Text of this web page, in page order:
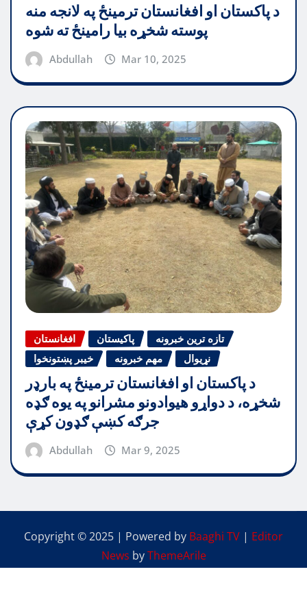
د پاکستان او افغانستان ترمینځ په لانجه منه
پوسته شخړه بیا رامینځ ته شوه
Abdullah Mar 10, 2025
افغانستان پاکیستان
تازه ترین خبرونه
خیبر پښتونخوا
مهم خبرونه نړیوال
د پاکستان او افغانستان ترمینځ په بارډر
شخړه، د دواړو هیوادونو مشرانو په یوه ګډه
جرګه کښې ګډون کړې
Abdullah Mar 9, 2025
Copyright © 2025 | Powered by Baaghi TV | Editor
News byThemeArile